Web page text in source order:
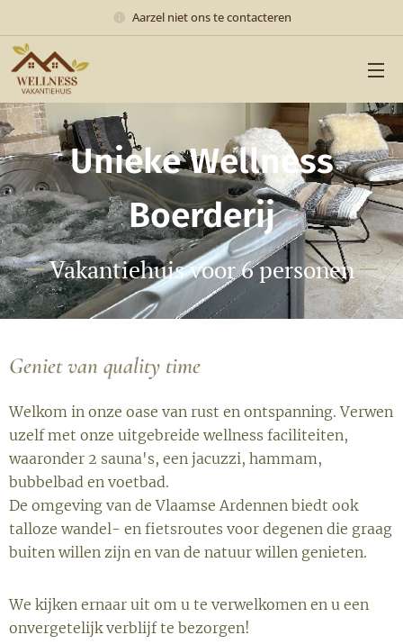
Aarzel niet ons te contacteren
Unieke Wellness
Boerderij
Vakantiehuis voor 6 personen
Geniet van quality time
Welkom in onze oase van rust en ontspanning. Verwen
uzelf met onze uitgebreide wellness faciliteiten,
waaronder 2 sauna's, een jacuzzi, hammam,
bubbelbad en voetbad.
De omgeving van de Vlaamse Ardennen biedt ook
talloze wandel- en fietsroutes voor degenen die graag
buiten willen zijn en van de natuur willen genieten.
We kijken ernaar uit om u te verwelkomen en u een
onvergetelijk verblijf te bezorgen!